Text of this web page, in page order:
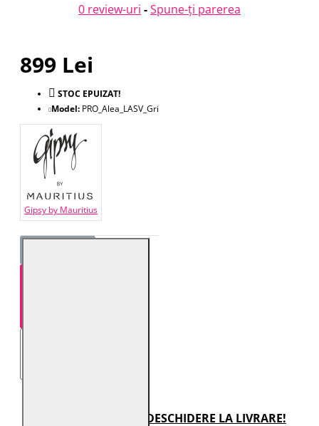
0 review-uri -Spune-ţi parerea
899 Lei
STOC EPUIZAT!
Model: PRO_Alea_LASV_Gri
Gipsy by Mauritius
TRANSPORT CU DESCHIDERE LA LIVRARE!